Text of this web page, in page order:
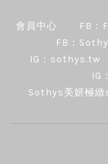
會員中心 FB：
FB：
IG：sothys.tw
IG
Sothys美妍極